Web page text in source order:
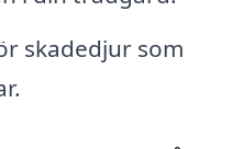
skadedjur som